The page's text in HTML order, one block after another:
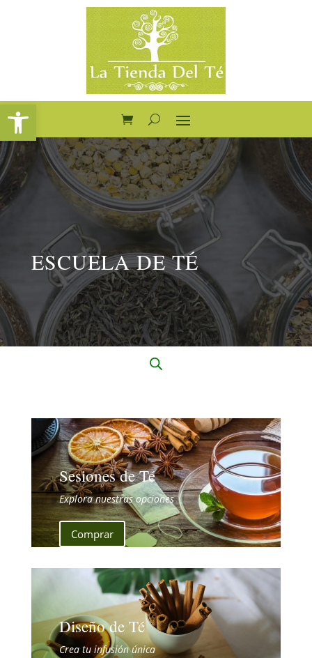
Abrir barra de herramientas
ESCUELA DE TÉ
Sesiones de Té
Explora nuestras opciones
Comprar
Diseño de Té
Crea tu infusión única